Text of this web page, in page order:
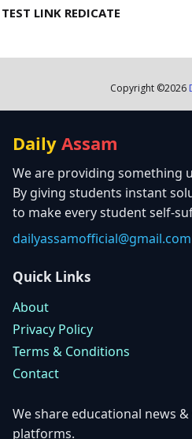
TEST LINK REDICATE
Copyright ©2026
Daily Assam
We are providing something
By giving students instant
to make every student self-
dailyassamofficial@gmail.com
Quick Links
About
Privacy Policy
Terms & Conditions
Contact
We share educational news
platforms.